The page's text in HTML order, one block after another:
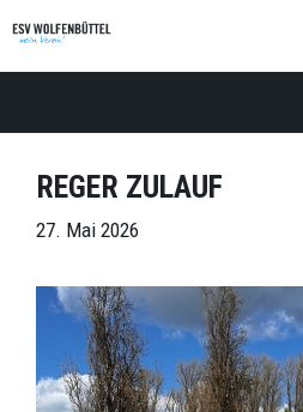
Inhalt
springen
REGER ZULAUF
27. Mai 2026